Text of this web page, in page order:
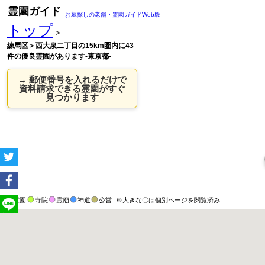
霊園ガイド お墓探しの老舗・霊園ガイドWeb版
トップ >
練馬区＞西大泉二丁目の15km圏内に43
件の優良霊園があります-東京都-
→ 郵便番号を入れるだけで
資料請求できる霊園がすぐ
見つかります
霊園 寺院 霊廟 神道 公営 ※大きな〇は個別ページを閲覧済み